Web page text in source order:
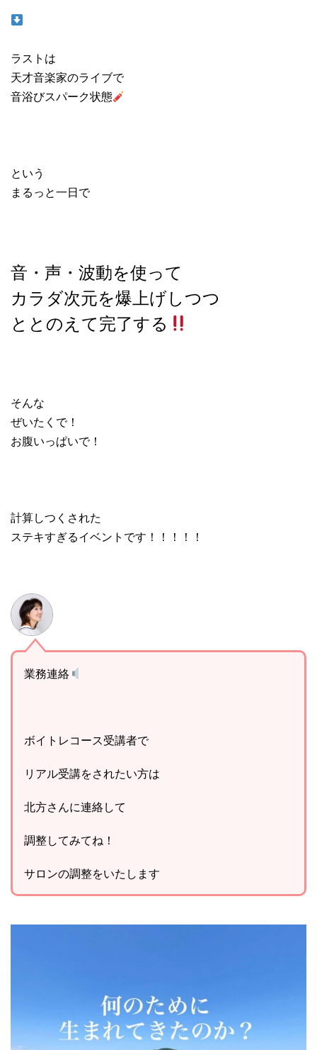
ラストは
天才音楽家のライブで
音浴びスパーク状態
という
まるっと一日で
音・声・波動を使って
カラダ次元を爆上げしつつ
ととのえて完了する
そんな
ぜいたくで！
お腹いっぱいで！
計算しつくされた
ステキすぎるイベントです！！！！！
業務連絡
ボイトレコース受講者で
リアル受講をされたい方は
北方さんに連絡して
調整してみてね！
サロンの調整をいたします